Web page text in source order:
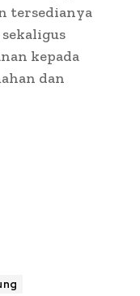
tersedianya
kepada
dan